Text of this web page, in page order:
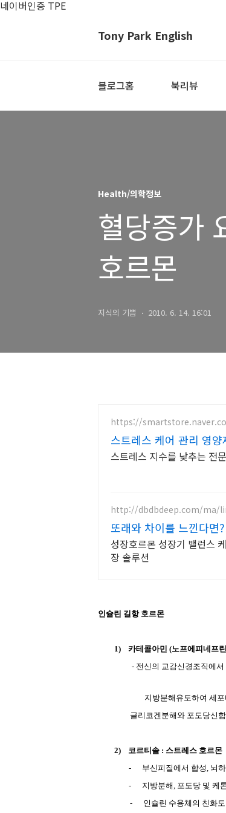
네이버인증 TPE
Tony Park English
블로그홈 북리뷰
Health/의학정보
혈당증가
호르몬
지식의 기쁨 2010. 6. 14. 16:01
https://
스트레스 케어 관리 영
스트레스 지수를 낮추는 전
http://dbdbdeep.com/ma/
또래와 차이를 느낀다면?
성장호르몬 성장기 밸런스
장 솔루션
인슐린 길항 호르몬
1) 카테콜아민 (노프에피네프린
- 전신의 교감신경조직에
지방분해유도하여 세
글리코겐분해와 포도당신
2) 코르티솔: 스트레스 호르몬
- 부신피질에서 합성, 뇌하
-
지방분해, 포도당 및 케
-
인슐린 수용체의 친화